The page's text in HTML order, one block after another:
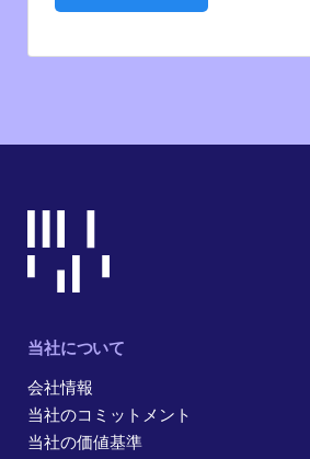
当社について
会社情報
当社のコミットメント
当社の価値基準